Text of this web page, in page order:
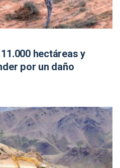
hectáreas y
por un daño